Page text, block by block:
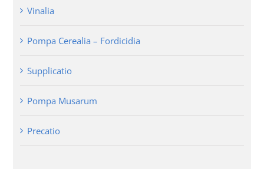
Vinalia
Pompa Cerealia – Fordicidia
Supplicatio
Pompa Musarum
Precatio